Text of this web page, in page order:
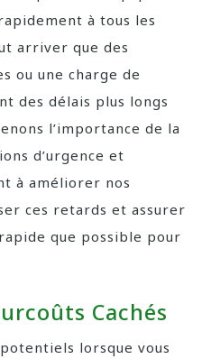
à tous les
arriver que des
ou une charge de
des délais plus longs
l’importance de la
d’urgence et
à améliorer nos
ces retards et assurer
que possible pour
Cachés
lorsque vous